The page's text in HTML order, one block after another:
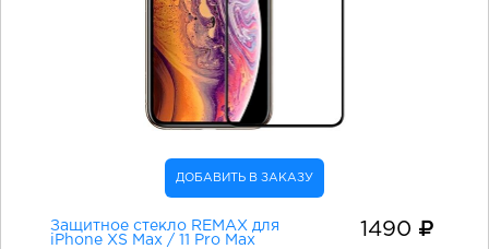
ДОБАВИТЬ В ЗАКАЗУ
Защитное стекло REMAX для
iPhone XS Max / 11 Pro Max
1490